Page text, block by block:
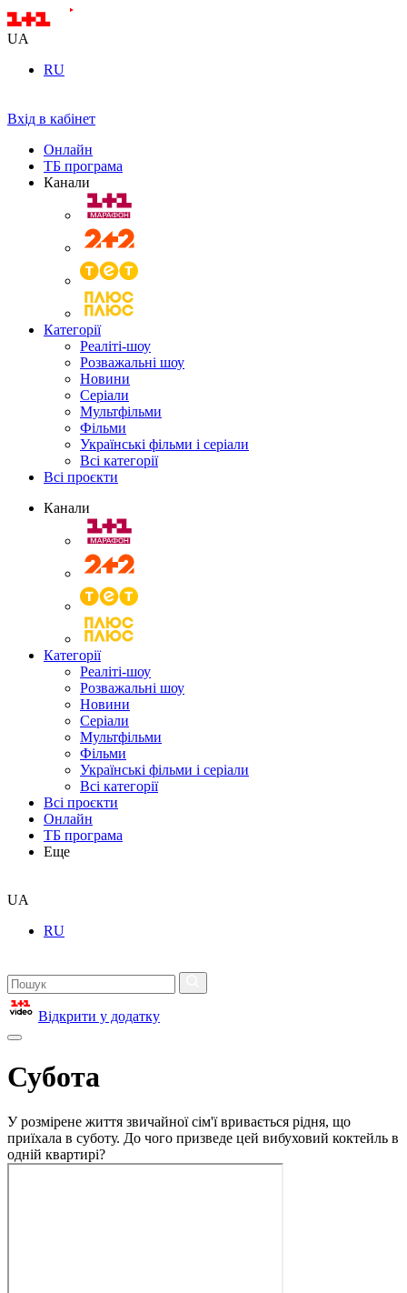
UA
RU
Вхід в кабінет
Онлайн
ТБ програма
Канали
Категорії
Реаліті-шоу
Розважальні шоу
Новини
Серіали
Мультфільми
Фільми
Українські фільми і серіали
Всі категорії
Всі проєкти
Канали
Категорії
Реаліті-шоу
Розважальні шоу
Новини
Серіали
Мультфільми
Фільми
Українські фільми і серіали
Всі категорії
Всі проєкти
Онлайн
ТБ програма
Еще
UA
RU
Відкрити у додатку
Субота
У розмірене життя звичайної сім'ї вривається рідня, що
приїхала в суботу. До чого призведе цей вибуховий коктейль в
одній квартирі?